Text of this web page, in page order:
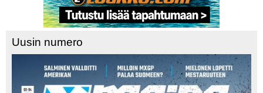
Uusin numero